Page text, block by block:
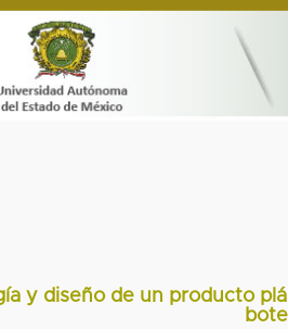
y diseño de un producto